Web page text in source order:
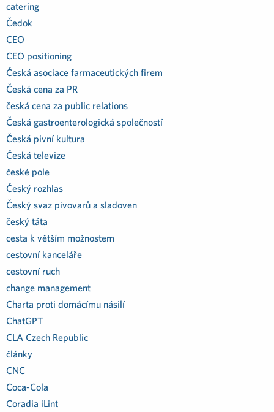
catering
Čedok
CEO
CEO positioning
Česká asociace farmaceutických firem
Česká cena za PR
česká cena za public relations
Česká gastroenterologická společností
Česká pivní kultura
Česká televize
české pole
Český rozhlas
Český svaz pivovarů a sladoven
český táta
cesta k větším možnostem
cestovní kanceláře
cestovní ruch
change management
Charta proti domácímu násilí
ChatGPT
CLA Czech Republic
články
CNC
Coca-Cola
Coradia iLint